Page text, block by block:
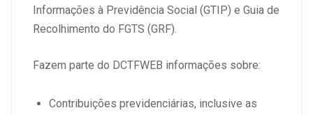
Informações à Previdência Social (GTIP) e Guia de
Recolhimento do FGTS (GRF).
Fazem parte do DCTFWEB informações sobre:
Contribuições previdenciárias, inclusive as